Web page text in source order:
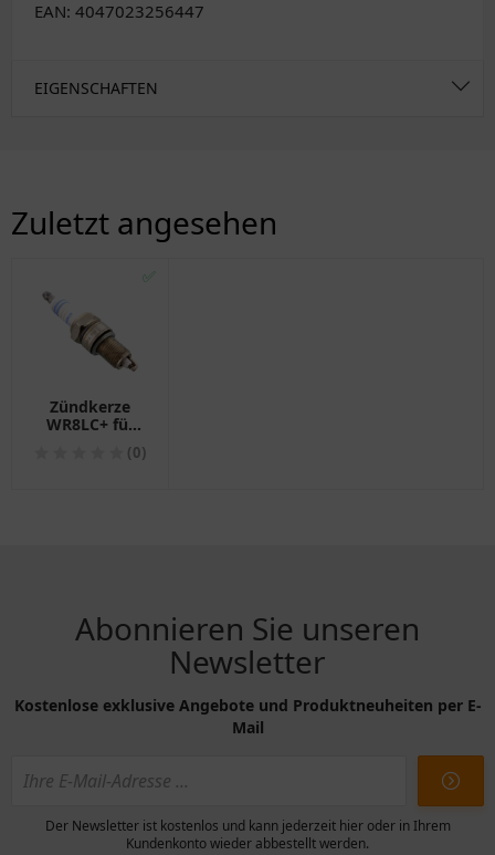
EAN: 4047023256447
EIGENSCHAFTEN
Zuletzt angesehen
✅
Zündkerze
WR8LC+ für
Motorräder(0)
Abonnieren Sie unseren
Newsletter
Kostenlose exklusive Angebote und Produktneuheiten per E-
Mail
Der Newsletter ist kostenlos und kann jederzeit hier oder in Ihrem
Kundenkonto wieder abbestellt werden.